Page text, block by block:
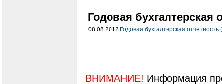
Годовая бухгалтерская
08.08.2012 Годовая бухгалтерская отчетность
ВНИМАНИЕ! Информация